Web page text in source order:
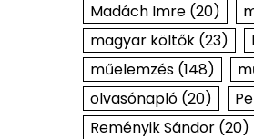
Madách Imre(20)
magyar költők(23)
műelemzés(148)
olvasónapló(20)
Reményik Sándor(20)